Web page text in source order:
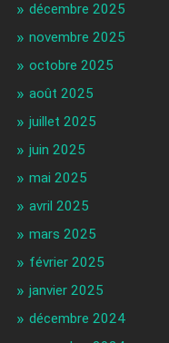
décembre 2025
novembre 2025
octobre 2025
août 2025
juillet 2025
juin 2025
mai 2025
avril 2025
mars 2025
février 2025
janvier 2025
décembre 2024